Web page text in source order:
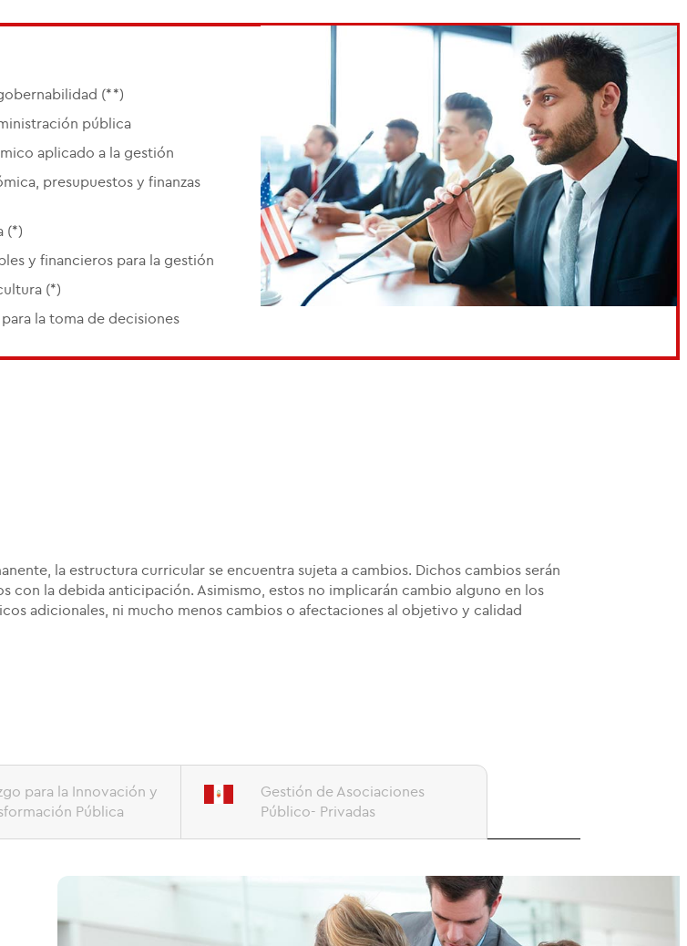
(**)
pública
aplicado a la gestión
presupuestos y finanzas
(*)
y financieros para la gestión
(*)
la toma de decisiones
la estructura curricular se encuentra sujeta a cambios. Dichos cambios serán
la debida anticipación. Asimismo, estos no implicarán cambio alguno en los
adicionales, ni mucho menos cambios o afectaciones al objetivo y calidad
para la Innovación y
Pública
Gestión de Asociaciones
Público- Privadas